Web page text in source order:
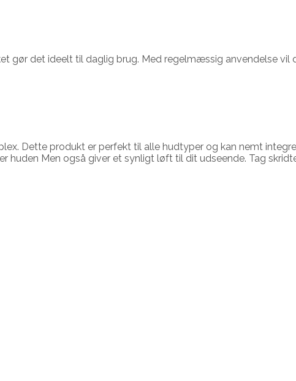
gør det ideelt til daglig brug. Med regelmæssig anvendelse vil
Dette produkt er perfekt til alle hudtyper og kan nemt
huden Men også giver et synligt løft til dit udseende. Tag